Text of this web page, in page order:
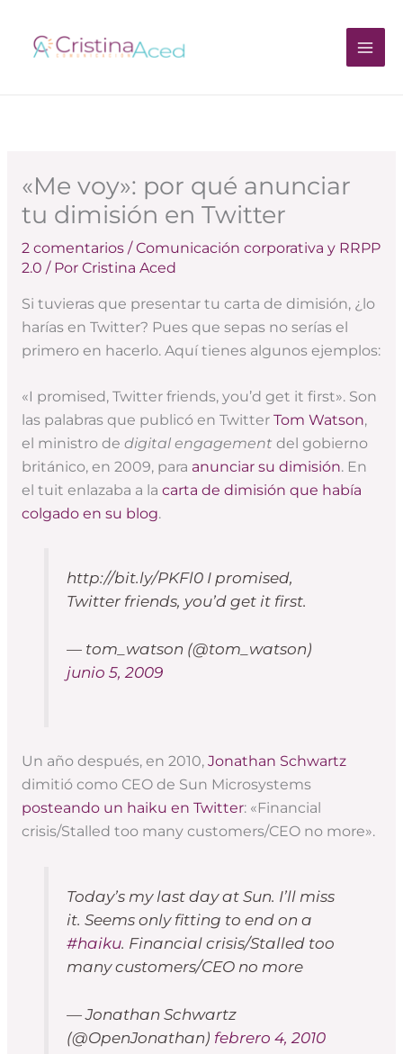
contenido
«Me voy»: por qué anunciar
tu dimisión en Twitter
2 comentarios /Comunicación corporativa y RRPP
2.0 / Por Cristina Aced
Si tuvieras que presentar tu carta de dimisión, ¿lo
harías en Twitter? Pues que sepas no serías el
primero en hacerlo. Aquí tienes algunos ejemplos:
«I promised, Twitter friends, you’d get it first». Son
las palabras que publicó en Twitter Tom Watson,
el ministro de digital engagement del gobierno
británico, en 2009, para anunciar su dimisión. En
el tuit enlazaba a la carta de dimisión que había
colgado en su blog.
http://bit.ly/PKFl0 I promised,
Twitter friends, you’d get it first.
— tom_watson (@tom_watson)
junio 5, 2009
Un año después, en 2010, Jonathan Schwartz
dimitió como CEO de Sun Microsystems
posteando un haiku en Twitter: «Financial
crisis/Stalled too many customers/CEO no more».
Today’s my last day at Sun. I’ll miss
it. Seems only fitting to end on a
#haiku. Financial crisis/Stalled too
many customers/CEO no more
— Jonathan Schwartz
(@OpenJonathan) febrero 4, 2010